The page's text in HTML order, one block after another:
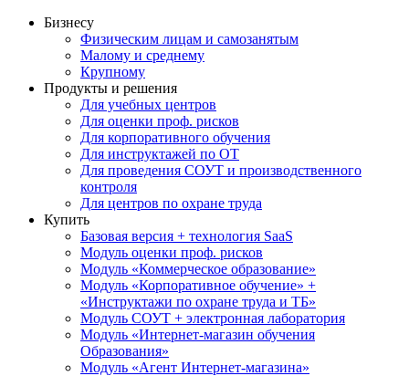
Бизнесу
Физическим лицам и самозанятым
Малому и среднему
Крупному
Продукты и решения
Для учебных центров
Для оценки проф. рисков
Для корпоративного обучения
Для инструктажей по ОТ
Для проведения СОУТ и производственного
контроля
Для центров по охране труда
Купить
Базовая версия + технология SaaS
Модуль оценки проф. рисков
Модуль «Коммерческое образование»
Модуль «Корпоративное обучение» +
«Инструктажи по охране труда и ТБ»
Модуль СОУТ + электронная лаборатория
Модуль «Интернет-магазин обучения
Образования»
Модуль «Агент Интернет-магазина»